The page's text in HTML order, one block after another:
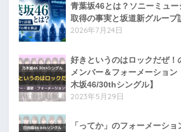
青葉坂46とは？ソニーミュ
取得の事実と坂道新グループ
2026年7月24日
好きというのはロックだぜ！
メンバー＆フォーメーショ
木坂46/30thシングル】
2023年5月29日
「ってか」のフォーメーシ